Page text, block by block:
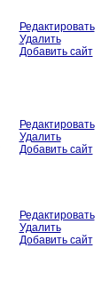
Редактировать
Удалить
Добавить сайт
Редактировать
Удалить
Добавить сайт
Редактировать
Удалить
Добавить сайт